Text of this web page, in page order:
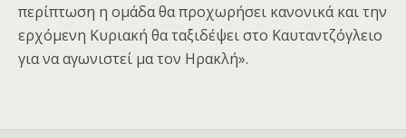
περίπτωση η ομάδα θα προχωρήσει κανονικά και την
ερχόμενη Κυριακή θα ταξιδέψει στο Καυταντζόγλειο
για να αγωνιστεί μα τον Ηρακλή».